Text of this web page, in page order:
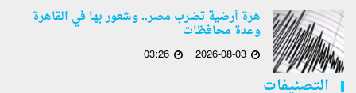
هزة أرضية تضرب مصر.. وشعور بها في القاهرة
وعدة محافظات
2026-08-03
03:26
التصنيفات